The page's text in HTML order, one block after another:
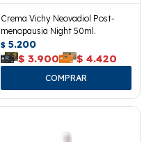
Crema Vichy Neovadiol Post-
menopausia Night 50ml.
$ 5.200
$ 3.900 $ 4.420